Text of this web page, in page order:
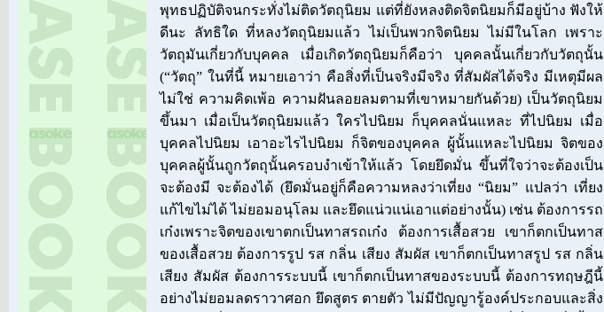
พุทธปฏิบัติจนกระทั่งไม่ติดวัตถุนิยม แต่ที่ยังหลงติดจิตนิยมก็มีอยู่บ้าง ฟังให้
ดีนะ ลัทธิใด ที่หลงวัตถุนิยมแล้ว ไม่เป็นพวกจิตนิยม ไม่มีในโลก เพราะ
วัตถุมันเกี่ยวกับบุคคล เมื่อเกิดวัตถุนิยมก็คือว่า บุคคลนั้นเกี่ยวกับวัตถุนั้น
(“วัตถุ” ในที่นี้ หมายเอาว่า คือสิ่งที่เป็นจริงมีจริง ที่สัมผัสได้จริง มีเหตุมีผล
ไม่ใช่ ความคิดเพ้อ ความฝันลอยลมตามที่เขาหมายกันด้วย) เป็นวัตถุนิยม
ขึ้นมา เมื่อเป็นวัตถุนิยมแล้ว ใครไปนิยม ก็บุคคลนั่นแหละ ที่ไปนิยม เมื่อ
บุคคลไปนิยม เอาอะไรไปนิยม ก็จิตของบุคคล ผู้นั้นแหละไปนิยม จิตของ
บุคคลผู้นั้นถูกวัตถุนั้นครอบงำเข้าให้แล้ว โดยยึดมั่น ขึ้นที่ใจว่าจะต้องเป็น
จะต้องมี จะต้องได้ (ยึดมั่นอยู่ก็คือความหลงว่าเที่ยง “นิยม” แปลว่า เที่ยง
แก้ไขไม่ได้ ไม่ยอมอนุโลม และยึดแน่วแน่เอาแต่อย่างนั้น) เช่น ต้องการรถ
เก๋งเพราะจิตของเขาตกเป็นทาสรถเก๋ง ต้องการเสื้อสวย เขาก็ตกเป็นทาส
ของเสื้อสวย ต้องการรูป รส กลิ่น เสียง สัมผัส เขาก็ตกเป็นทาสรูป รส กลิ่น
เสียง สัมผัส ต้องการระบบนี้ เขาก็ตกเป็นทาสของระบบนี้ ต้องการทฤษฎีนี้
อย่างไม่ยอมลดราวาศอก ยึดสูตร ตายตัว ไม่มีปัญญารู้องค์ประกอบและสิ่ง